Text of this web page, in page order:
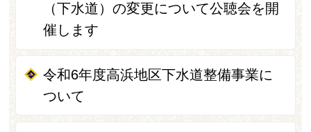
（下水道）の変更について公聴会を開
催します
令和6年度高浜地区下水道整備事業に
ついて